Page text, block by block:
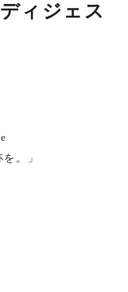
ィジェス
。」